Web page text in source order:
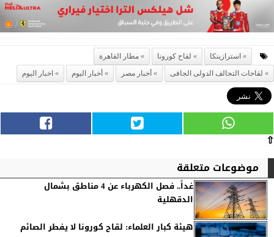
استرازينكا لقاح كورونا
مطار القاهرة
لقاحات التحالف الدولى الجافى
أخبار مصر أخبار اليوم اخبار اليوم
⇧
موضوعات متعلقة
غداً.. فصل الكهرباء عن 4 مناطق بشمال
الدقهلية
هيئة كبار العلماء: لقاح كورونا لا يفطر الصائم